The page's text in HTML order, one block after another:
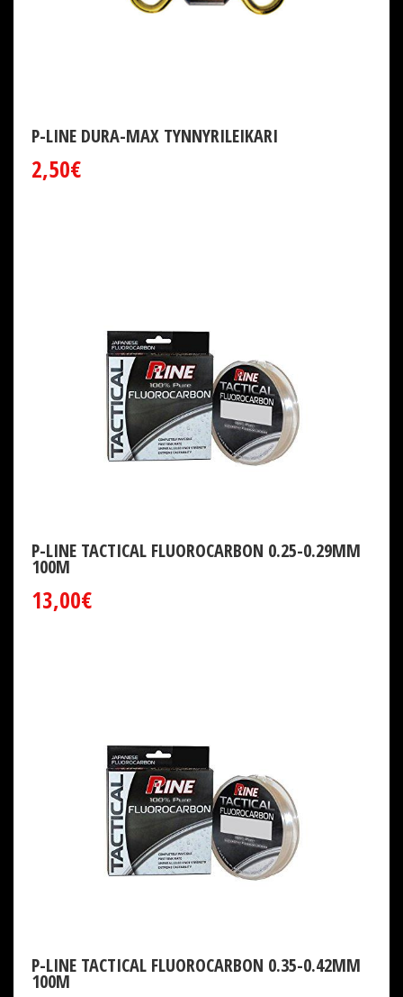
P-LINE DURA-MAX TYNNYRILEIKARI
2,50€
P-LINE TACTICAL FLUOROCARBON 0.25-0.29MM
100M
13,00€
P-LINE TACTICAL FLUOROCARBON 0.35-0.42MM
100M